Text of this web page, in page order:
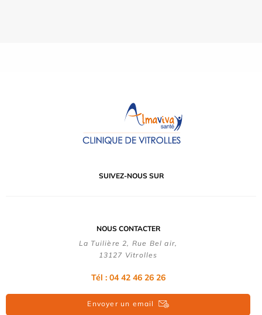
SUIVEZ-NOUS SUR
NOUS CONTACTER
La Tuilière 2, Rue Bel air,
13127 Vitrolles
Tél : 04 42 46 26 26
Envoyer un email